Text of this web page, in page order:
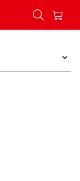
- Konzum